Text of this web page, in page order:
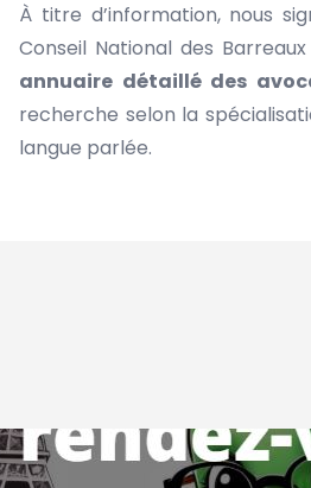
À titre d’information, nous
Conseil National des
annuaire détaillé des
recherche selon la
langue parlée.